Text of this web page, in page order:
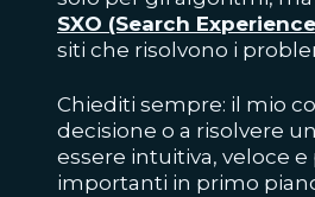
SXO (Search
siti che risolvono i
Chiediti sempre: il mio
decisione o a risolvere
essere intuitiva, veloce
importanti in primo